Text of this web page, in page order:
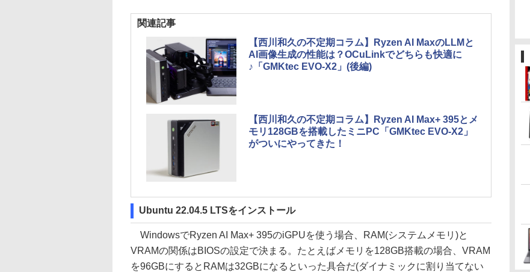
関連記事
【西川和久の不定期コラム】Ryzen AI MaxのLLMと
AI画像生成の性能は？OCuLinkでどちらも快適に
♪「GMKtec EVO-X2」(後編)
【西川和久の不定期コラム】Ryzen AI Max+ 395とメ
モリ128GBを搭載したミニPC「GMKtec EVO-X2」
がついにやってきた！
Ubuntu 22.04.5 LTSをインストール
WindowsでRyzen AI Max+ 395のiGPUを使う場合、RAM(システムメモリ)と
VRAMの関係はBIOSの設定で決まる。たとえばメモリを128GB搭載の場合、VRAM
を96GBにするとRAMは32GBになるといった具合だ(ダイナミックに割り当てない